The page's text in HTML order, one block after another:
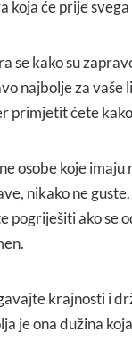
koja će prije
se kako su
najbolje za vaše
primjetit ćete
osobe koje
nikako ne
pogriješiti ako se
krajnosti i
je ona dužina